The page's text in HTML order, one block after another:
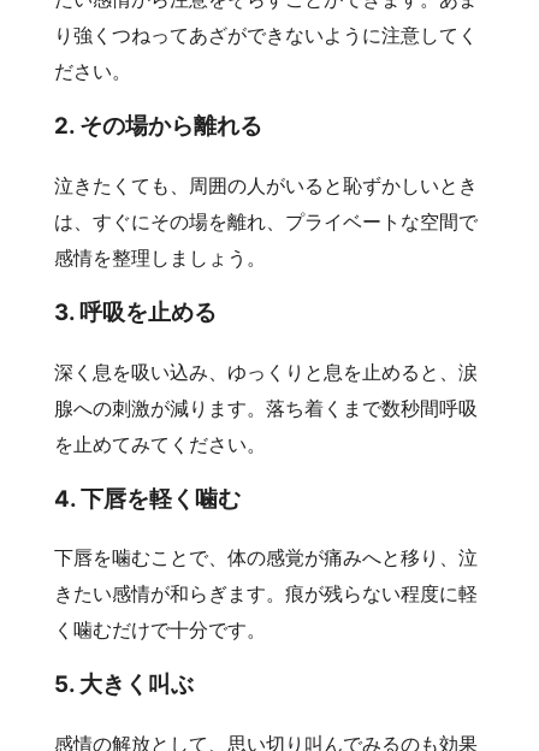
り強くつねってあざができないように注意してく
ださい。
2. その場から離れる
泣きたくても、周囲の人がいると恥ずかしいとき
は、すぐにその場を離れ、プライベートな空間で
感情を整理しましょう。
3. 呼吸を止める
深く息を吸い込み、ゆっくりと息を止めると、涙
腺への刺激が減ります。落ち着くまで数秒間呼吸
を止めてみてください。
4. 下唇を軽く噛む
下唇を噛むことで、体の感覚が痛みへと移り、泣
きたい感情が和らぎます。痕が残らない程度に軽
く噛むだけで十分です。
5. 大きく叫ぶ
感情の解放として、思い切り叫んでみるのも効果